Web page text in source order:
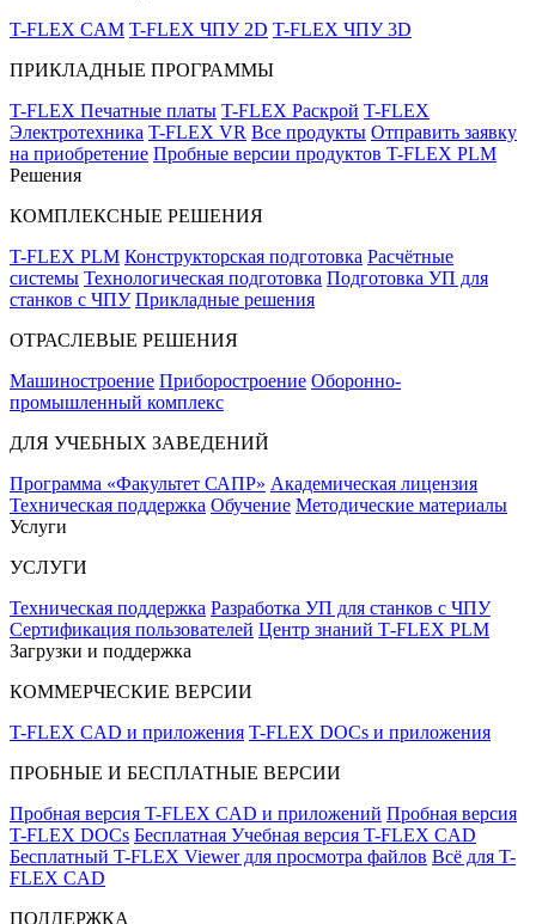
T-FLEX CAM T-FLEX ЧПУ 2D T-FLEX ЧПУ 3D
ПРИКЛАДНЫЕ ПРОГРАММЫ
T-FLEX Печатные платы T-FLEX Раскрой T-FLEX
Электротехника T-FLEX VR Все продукты Отправить заявку
на приобретение Пробные версии продуктов T-FLEX PLM
Решения
КОМПЛЕКСНЫЕ РЕШЕНИЯ
T-FLEX PLM Конструкторская подготовка Расчётные
системы Технологическая подготовка Подготовка УП для
станков с ЧПУ Прикладные решения
ОТРАСЛЕВЫЕ РЕШЕНИЯ
Машиностроение Приборостроение Оборонно-
промышленный комплекс
ДЛЯ УЧЕБНЫХ ЗАВЕДЕНИЙ
Программа «Факультет САПР» Академическая лицензия
Техническая поддержка Обучение Методические материалы
Услуги
УСЛУГИ
Техническая поддержка Разработка УП для станков с ЧПУ
Сертификация пользователей Центр знаний T‑FLEX PLM
Загрузки и поддержка
КОММЕРЧЕСКИЕ ВЕРСИИ
T-FLEX CAD и приложения T-FLEX DOCs и приложения
ПРОБНЫЕ И БЕСПЛАТНЫЕ ВЕРСИИ
Пробная версия T-FLEX CAD и приложений Пробная версия
T-FLEX DOCs Бесплатная Учебная версия T-FLEX CAD
Бесплатный T-FLEX Viewer для просмотра файлов Всё для T-
FLEX CAD
ПОДДЕРЖКА